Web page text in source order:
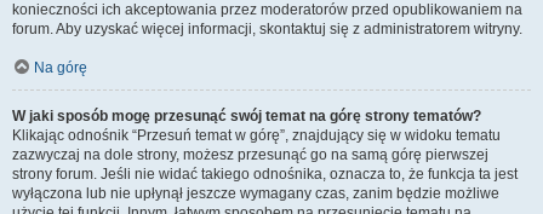
konieczności ich akceptowania przez moderatorów przed opublikowaniem na
forum. Aby uzyskać więcej informacji, skontaktuj się z administratorem witryny.
Na górę
W jaki sposób mogę przesunąć swój temat na górę strony tematów?
Klikając odnośnik “Przesuń temat w górę”, znajdujący się w widoku tematu
zazwyczaj na dole strony, możesz przesunąć go na samą górę pierwszej
strony forum. Jeśli nie widać takiego odnośnika, oznacza to, że funkcja ta jest
wyłączona lub nie upłynął jeszcze wymagany czas, zanim będzie możliwe